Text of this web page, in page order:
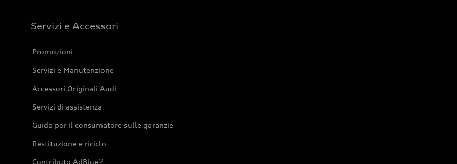
Servizi e Accessori
Promozioni
Servizi e Manutenzione
Accessori Originali Audi
Servizi di assistenza
Guida per il consumatore sulle garanzie
Restituzione e riciclo
Contributo AdBlue®